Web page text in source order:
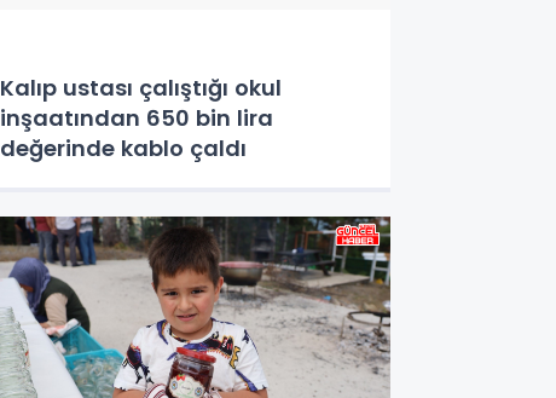
Kalıp ustası çalıştığı okul
inşaatından 650 bin lira
değerinde kablo çaldı